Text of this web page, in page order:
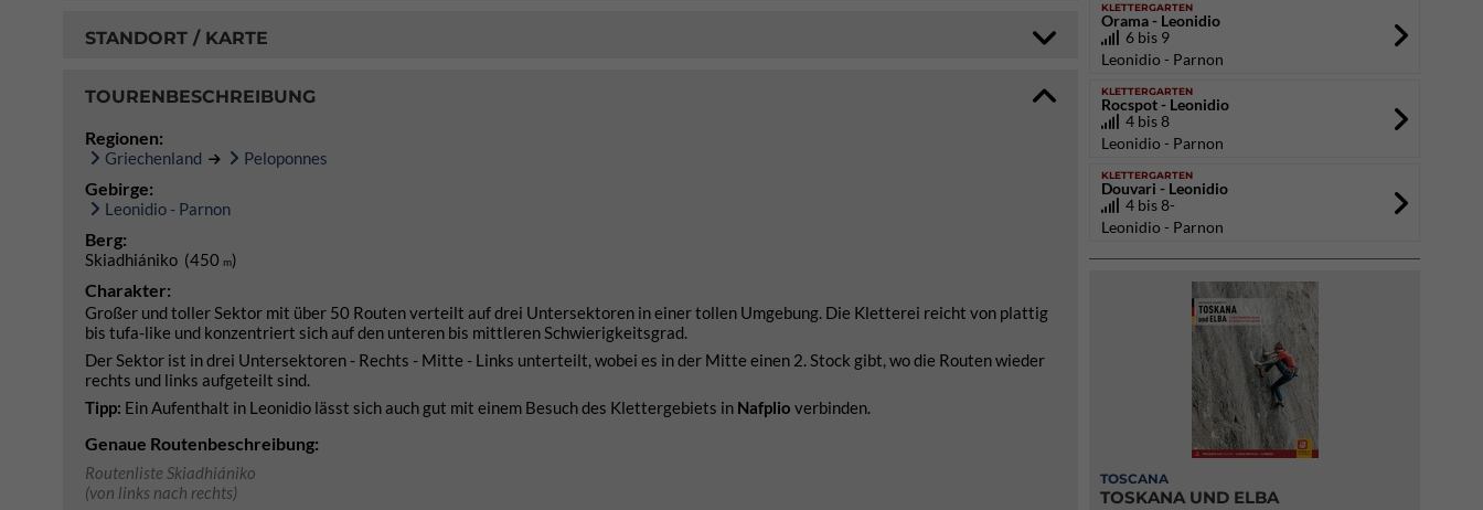
STANDORT / KARTE
TOURENBESCHREIBUNG
Regionen:
Griechenland Peloponnes
Gebirge:
Leonidio - Parnon
Berg:
Skiadhiániko (450 m)
Charakter:
Großer und toller Sektor mit über 50 Routen verteilt auf drei Untersektoren in einer tollen Umgebung. Die Kletterei reicht von plattig
bis tufa-like und konzentriert sich auf den unteren bis mittleren Schwierigkeitsgrad.
Der Sektor ist in drei Untersektoren - Rechts - Mitte - Links unterteilt, wobei es in der Mitte einen 2. Stock gibt, wo die Routen wieder
rechts und links aufgeteilt sind.
Tipp: Ein Aufenthalt in Leonidio lässt sich auch gut mit einem Besuch des Klettergebiets in Nafplio verbinden.
Genaue Routenbeschreibung:
Routenliste Skiadhiániko
(von links nach rechts)
KLETTERGARTEN
Orama - Leonidio
6 bis 9
Leonidio - Parnon
KLETTERGARTEN
Rocspot - Leonidio
4 bis 8
Leonidio - Parnon
KLETTERGARTEN
Douvari - Leonidio
4 bis 8-
Leonidio - Parnon
TOSCANA
TOSKANA UND ELBA